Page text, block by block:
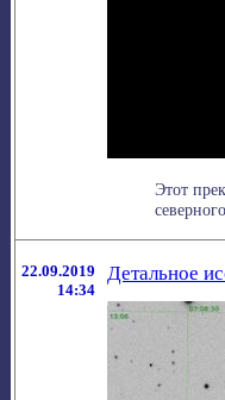
Этот
22.09.2019
14:34
Детальное